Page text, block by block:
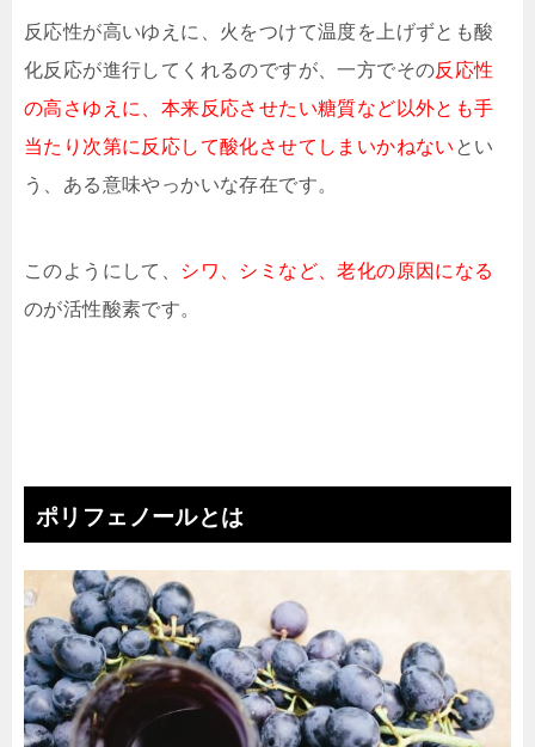
反応性が高いゆえに、火をつけて温度を上げずとも酸
化反応が進行してくれるのですが、一方でその反応性
の高さゆえに、本来反応させたい糖質など以外とも手
当たり次第に反応して酸化させてしまいかねない とい
う、ある意味やっかいな存在です。
このようにして、
シワ、シミなど、老化の原因になる
のが活性酸素です。
ポリフェノールとは